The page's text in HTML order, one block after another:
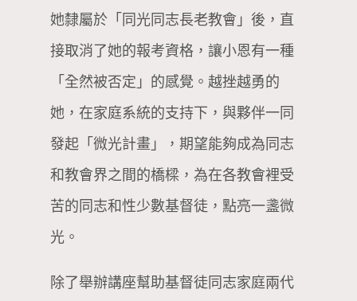
她隸屬於「同光同志長老教會」後，直
接取消了她的報考資格，讓小恩有一種
「全然被否定」的感覺。越挫越勇的
她，在家庭系統的支持下，與夥伴一同
發起「微光計畫」，期望能夠成為同志
和教會界之間的橋樑，為在各教會裡受
苦的同志和性少數基督徒，點亮一盞微
光。
除了舉辦講座幫助基督徒同志家庭兩代